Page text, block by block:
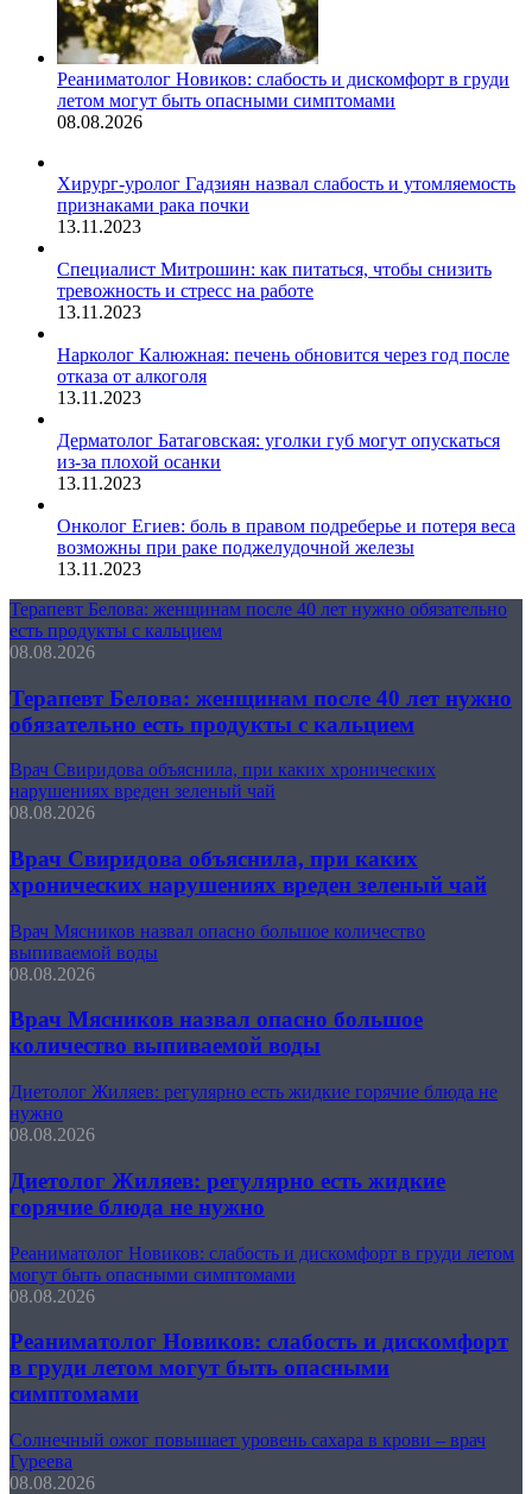
Реаниматолог Новиков: слабость и дискомфорт в груди
летом могут быть опасными симптомами
08.08.2026
Хирург-уролог Гадзиян назвал слабость и утомляемость
признаками рака почки
13.11.2023
Специалист Митрошин: как питаться, чтобы снизить
тревожность и стресс на работе
13.11.2023
Нарколог Калюжная: печень обновится через год после
отказа от алкоголя
13.11.2023
Дерматолог Батаговская: уголки губ могут опускаться
из-за плохой осанки
13.11.2023
Онколог Егиев: боль в правом подреберье и потеря веса
возможны при раке поджелудочной железы
13.11.2023
Терапевт Белова: женщинам после 40 лет нужно обязательно
есть продукты с кальцием
08.08.2026
Терапевт Белова: женщинам после 40 лет нужно
обязательно есть продукты с кальцием
Врач Свиридова объяснила, при каких хронических
нарушениях вреден зеленый чай
08.08.2026
Врач Свиридова объяснила, при каких
хронических нарушениях вреден зеленый чай
Врач Мясников назвал опасно большое количество
выпиваемой воды
08.08.2026
Врач Мясников назвал опасно большое
количество выпиваемой воды
Диетолог Жиляев: регулярно есть жидкие горячие блюда не
нужно
08.08.2026
Диетолог Жиляев: регулярно есть жидкие
горячие блюда не нужно
Реаниматолог Новиков: слабость и дискомфорт в груди летом
могут быть опасными симптомами
08.08.2026
Реаниматолог Новиков: слабость и дискомфорт
в груди летом могут быть опасными
симптомами
Солнечный ожог повышает уровень сахара в крови – врач
Гуреева
08.08.2026